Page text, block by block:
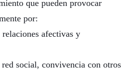
que pueden provocar
por:
afectivas y
social, convivencia con otros